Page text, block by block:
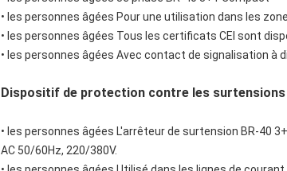
• les personnes âgées Pour une utilisation dans les
• les personnes âgées Tous les certificats CEI sont
• les personnes âgées Avec contact de signalisation à
Dispositif de protection contre les surtensions
• les personnes âgées L'arrêteur de surtension BR-40
AC 50/60Hz, 220/380V.